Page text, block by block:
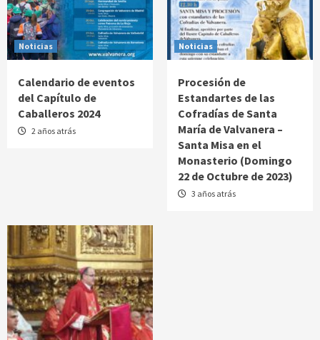
Noticias
Calendario de eventos
del Capítulo de
Caballeros 2024
2 años atrás
Noticias
Procesión de
Estandartes de las
Cofradías de Santa
María de Valvanera –
Santa Misa en el
Monasterio (Domingo
22 de Octubre de 2023)
3 años atrás